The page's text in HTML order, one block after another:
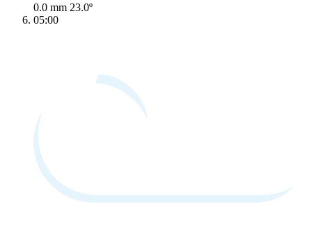
0.0 mm 23.0º
05:00